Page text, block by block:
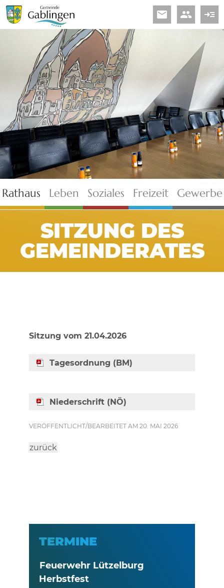
read_more
people
email
©
Rathaus Leben Soziales Freizeit Gewerbe
SITZUNG DES
GEMEINDERATES
Sitzung vom 21.04.2026
Tagesordnung (BM)
Niederschrift (NÖ)
VERÖFFENTLICHT/BEARBEITET AM 20. MAI 2026
zurück
TERMINE
Feuerwehr Lützelburg
Herbstfest